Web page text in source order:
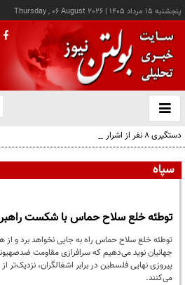
پنجشنبه ۱۵ مرداد ۱۴۰۵ |
Thursday , 06 August 2026
باز
و
دستگیری ۸ نفر از اشرار مسلح شاخص و مرتبطین گروهک‌های تروریستی
سپاه
توطئه خلع سلاح حماس با شکست
توطئه خلع سلاح حماس راه به جایی نخواهد برد و
جهانیان نوید می‌دهیم که سرافرازی مقاومت
پیروزی نهایی فلسطین در برابر اشغالگران،
می‌کنند.